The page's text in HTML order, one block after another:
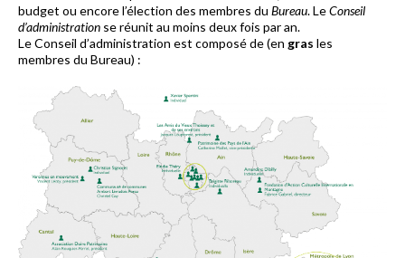
budget ou encore l’élection des membres du Bureau. LeConseil
d’administration se réunit au moins deux fois par an.
Le Conseil d’administration est composé de (en gras les
membres du Bureau) :